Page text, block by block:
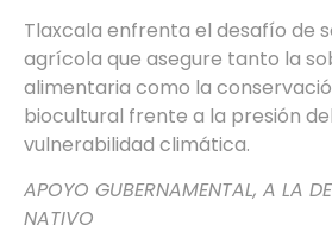
Tlaxcala enfrenta el desafío de
agrícola que asegure tanto la
alimentaria como la
biocultural frente a la presión
vulnerabilidad climática.
APOYO GUBERNAMENTAL, A LA
NATIVO